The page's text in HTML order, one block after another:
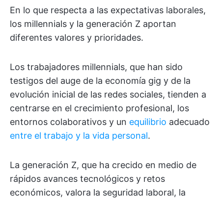
En lo que respecta a las expectativas laborales,
los millennials y la generación Z aportan
diferentes valores y prioridades.
Los trabajadores millennials, que han sido
testigos del auge de la economía gig y de la
evolución inicial de las redes sociales, tienden a
centrarse en el crecimiento profesional, los
entornos colaborativos y un equilibrio adecuado
entre el trabajo y la vida personal.
La generación Z, que ha crecido en medio de
rápidos avances tecnológicos y retos
económicos, valora la seguridad laboral, la